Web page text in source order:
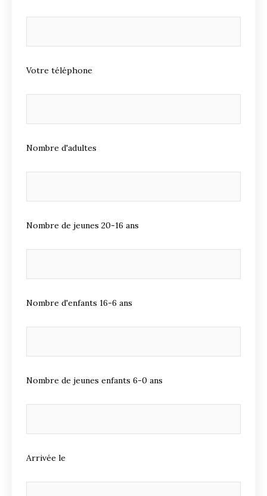
Votre téléphone
Nombre d'adultes
Nombre de jeunes 20-16 ans
Nombre d'enfants 16-6 ans
Nombre de jeunes enfants 6-0 ans
Arrivée le